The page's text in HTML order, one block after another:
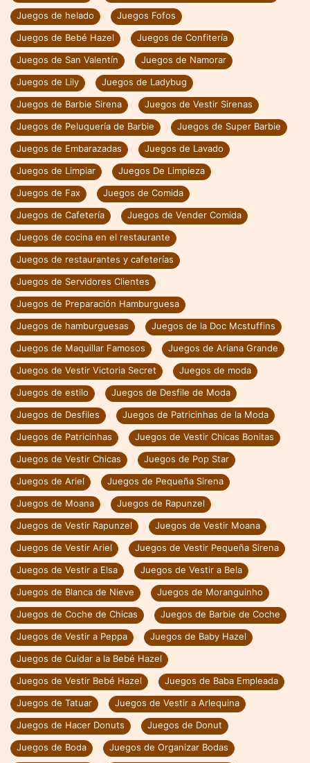
Juegos de helado
Juegos Fofos
Juegos de Bebé Hazel
Juegos de Confitería
Juegos de San Valentín
Juegos de Namorar
Juegos de Lily
Juegos de Ladybug
Juegos de Barbie Sirena
Juegos de Vestir Sirenas
Juegos de Peluquería de Barbie
Juegos de Super Barbie
Juegos de Embarazadas
Juegos de Lavado
Juegos de Limpiar
Juegos De Limpieza
Juegos de Fax
Juegos de Comida
Juegos de Cafetería
Juegos de Vender Comida
Juegos de cocina en el restaurante
Juegos de restaurantes y cafeterías
Juegos de Servidores Clientes
Juegos de Preparación Hamburguesa
Juegos de hamburguesas
Juegos de la Doc Mcstuffins
Juegos de Maquillar Famosos
Juegos de Ariana Grande
Juegos de Vestir Victoria Secret
Juegos de moda
Juegos de estilo
Juegos de Desfile de Moda
Juegos de Desfiles
Juegos de Patricinhas de la Moda
Juegos de Patricinhas
Juegos de Vestir Chicas Bonitas
Juegos de Vestir Chicas
Juegos de Pop Star
Juegos de Ariel
Juegos de Pequeña Sirena
Juegos de Moana
Juegos de Rapunzel
Juegos de Vestir Rapunzel
Juegos de Vestir Moana
Juegos de Vestir Ariel
Juegos de Vestir Pequeña Sirena
Juegos de Vestir a Elsa
Juegos de Vestir a Bela
Juegos de Blanca de Nieve
Juegos de Moranguinho
Juegos de Coche de Chicas
Juegos de Barbie de Coche
Juegos de Vestir a Peppa
Juegos de Baby Hazel
Juegos de Cuidar a la Bebé Hazel
Juegos de Vestir Bebé Hazel
Juegos de Baba Empleada
Juegos de Tatuar
Juegos de Vestir a Arlequina
Juegos de Hacer Donuts
Juegos de Donut
Juegos de Boda
Juegos de Organizar Bodas